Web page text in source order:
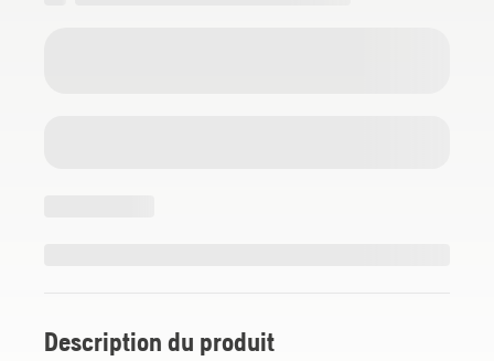
Description du produit